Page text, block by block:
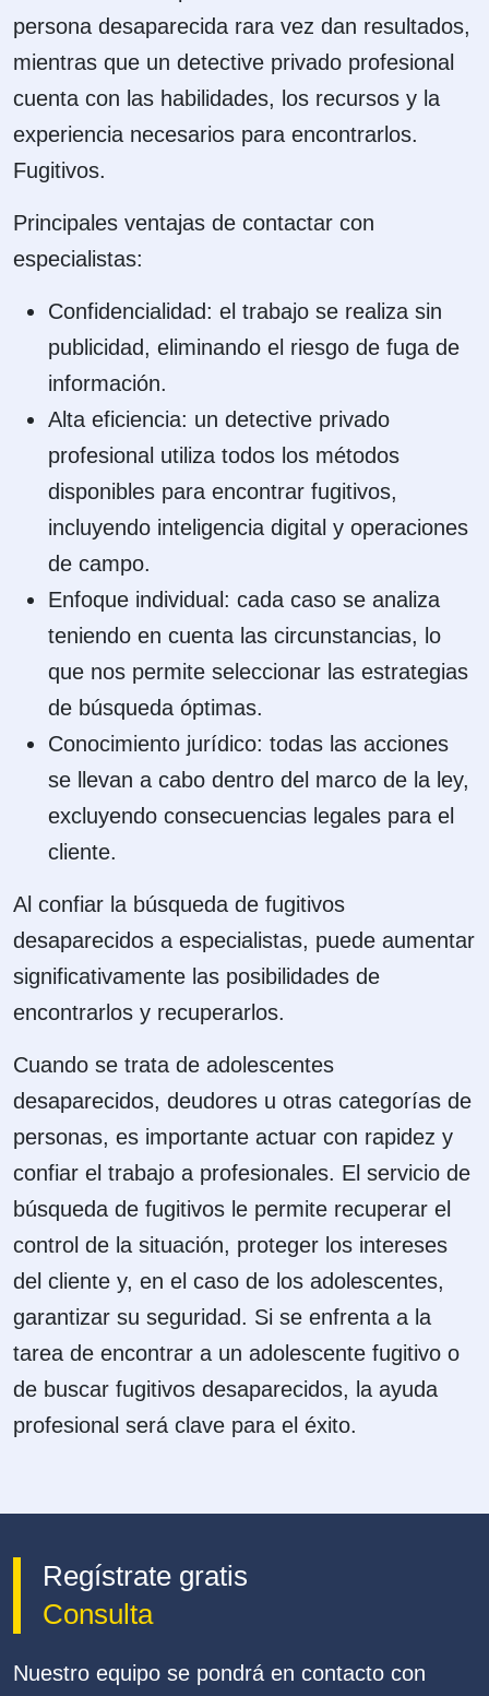
persona desaparecida rara vez dan resultados,
mientras que un detective privado profesional
cuenta con las habilidades, los recursos y la
experiencia necesarios para encontrarlos.
Fugitivos.
Principales ventajas de contactar con
especialistas:
Confidencialidad: el trabajo se realiza sin
publicidad, eliminando el riesgo de fuga de
información.
Alta eficiencia: un detective privado
profesional utiliza todos los métodos
disponibles para encontrar fugitivos,
incluyendo inteligencia digital y operaciones
de campo.
Enfoque individual: cada caso se analiza
teniendo en cuenta las circunstancias, lo
que nos permite seleccionar las estrategias
de búsqueda óptimas.
Conocimiento jurídico: todas las acciones
se llevan a cabo dentro del marco de la ley,
excluyendo consecuencias legales para el
cliente.
Al confiar la búsqueda de fugitivos
desaparecidos a especialistas, puede aumentar
significativamente las posibilidades de
encontrarlos y recuperarlos.
Cuando se trata de adolescentes
desaparecidos, deudores u otras categorías de
personas, es importante actuar con rapidez y
confiar el trabajo a profesionales. El servicio de
búsqueda de fugitivos le permite recuperar el
control de la situación, proteger los intereses
del cliente y, en el caso de los adolescentes,
garantizar su seguridad. Si se enfrenta a la
tarea de encontrar a un adolescente fugitivo o
de buscar fugitivos desaparecidos, la ayuda
profesional será clave para el éxito.
Regístrate gratis
Consulta
Nuestro equipo se pondrá en contacto con